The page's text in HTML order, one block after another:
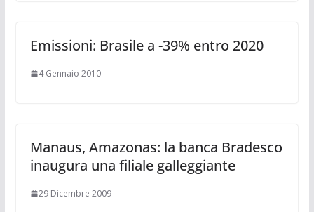
Emissioni: Brasile a -39% entro 2020
4 Gennaio 2010
Manaus, Amazonas: la banca Bradesco
inaugura una filiale galleggiante
29 Dicembre 2009